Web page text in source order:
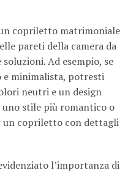
copriletto matrimoniale
pareti della camera da
Ad esempio, se
e minimalista, potresti
neutri e un design
uno stile più romantico o
un copriletto con dettagli
l’importanza di